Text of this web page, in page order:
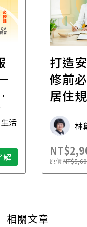
活
解
打造
修前
居住
林
原價
相關文章